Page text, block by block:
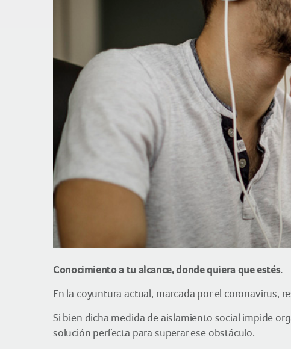
Conocimiento a tu alcance, donde quiera que estés.
En la coyuntura actual, marcada por el coronavirus,
Si bien dicha medida de aislamiento social impide
solución perfecta para superar ese obstáculo.